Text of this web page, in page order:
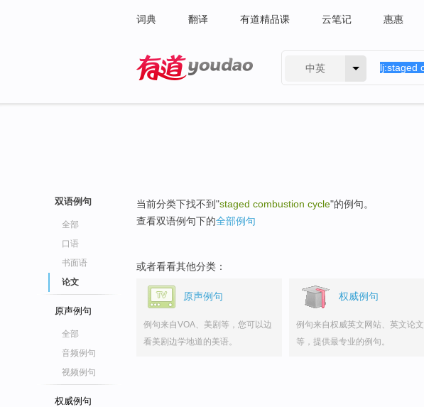
词典 翻译 有道精品课 云笔记 惠惠
中英
双语例句
全部
口语
书面语
论文
原声例句
全部
音频例句
视频例句
权威例句
当前分类下找不到"staged combustion cycle"的例句。
查看双语例句下的全部例句
或者看看其他分类：
原声例句
例句来自VOA、美剧等，您可以边
看美剧边学地道的美语。
权威例句
例句来自权威英文网站、英文论文
等，提供最专业的例句。